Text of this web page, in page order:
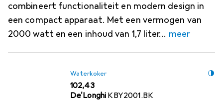
combineert functionaliteit en modern design in
een compact apparaat. Met een vermogen van
2000 watt en een inhoud van 1,7 liter
meer
Waterkoker
EUR
102,43
De'Longhi KBY2001.BK